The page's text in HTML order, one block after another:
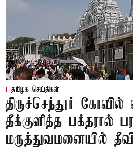
தமிழக செய்திகள்
திருச்செந்தூர்
தீக்குளித்த பக்தரால்
மருத்துவமனையில்